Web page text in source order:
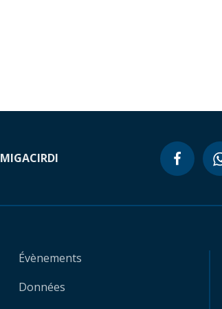
MIGACIRDI
Évènements
Données